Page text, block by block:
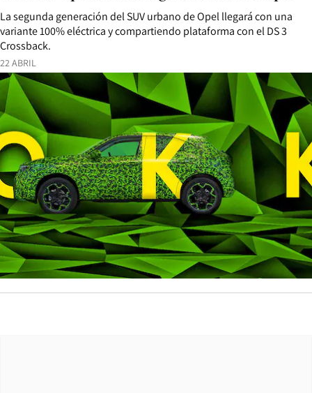
22 ABRIL
La segunda generación del SUV urbano de Opel llegará con una
variante 100% eléctrica y compartiendo plataforma con el DS 3
Crossback.